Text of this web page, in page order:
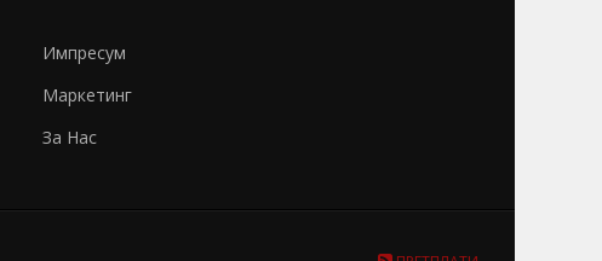
Импресум
Маркетинг
За Нас